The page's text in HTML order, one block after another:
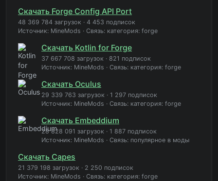
Скачать Forge Config API Port
48 369 784 загрузок · 4 453 подписок
Источник: MineMods · Связь: категория: forge
Скачать Kotlin for Forge
37 667 708 загрузок · 821 подписок
Источник: MineMods · Связь: категория: forge
Скачать Oculus
29 339 763 загрузок · 1 297 подписок
Источник: MineMods · Связь: категория: forge
Скачать Embeddium
28 828 091 загрузок · 1 887 подписок
Источник: MineMods · Связь: популярное в моды
Скачать Capes
21 379 198 загрузок · 2 250 подписок
Источник: MineMods · Связь: категория: forge